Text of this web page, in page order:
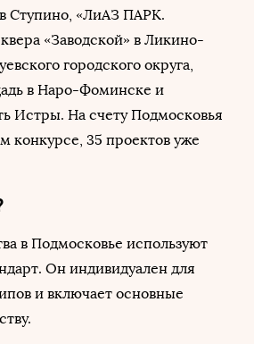
Ступино, «ЛиАЗ ПАРК.
«Заводской» в Ликино-
городского округа,
в Наро-Фоминске и
Истры. На счету Подмосковья
конкурсе, 35 проектов уже
в Подмосковье используют
Он индивидуален для
и включает основные